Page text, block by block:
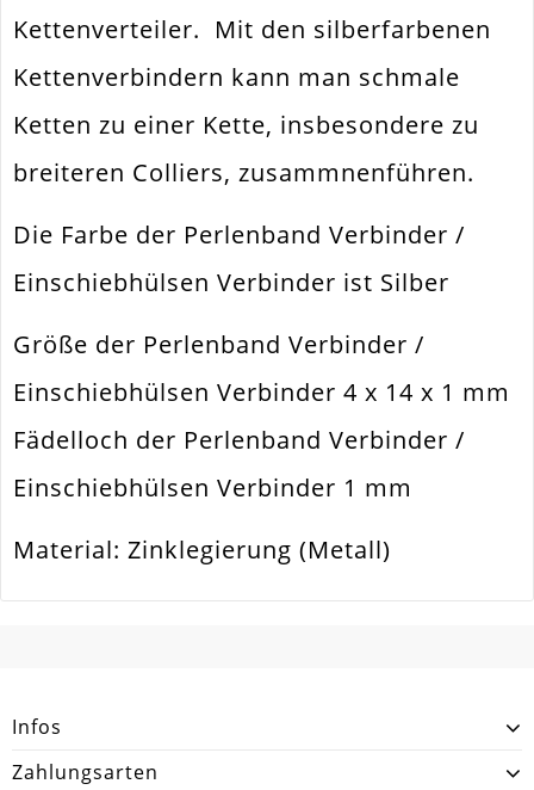
Spezifikation Schmuckverbinder
Verwendung
Befestigen Von Schmuckteilen /
Innendurchmesser
Ausführung Glatt. Geschwärzt
Menge 4 Stück / 2 Paar
Zusatzinfo 4 Löcher
Kettenverteiler. Mit den silberfarbenen
Kettenverbindern kann man schmale
Ketten zu einer Kette, insbesondere zu
breiteren Colliers, zusammnenführen.
Die Farbe der Perlenband Verbinder /
Einschiebhülsen Verbinder ist Silber
Größe der Perlenband Verbinder /
Einschiebhülsen Verbinder 4 x 14 x 1 mm
Fädelloch der Perlenband Verbinder /
Einschiebhülsen Verbinder 1 mm
Material: Zinklegierung (Metall)
Infos
Zahlungsarten